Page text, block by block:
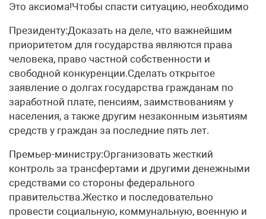
Это аксиома!Чтобы спасти ситуацию, необходимо
Президенту:Доказать на деле, что важнейшим
приоритетом для государства являются права
человека, право частной собственности и
свободной конкуренции.Сделать открытое
заявление о долгах государства гражданам по
заработной плате, пенсиям, заимствованиям у
населения, а также другим незаконным изьятиям
средств у граждан за последние пять лет.
Премьер-министру:Организовать жесткий
контроль за трансфертами и другими денежными
средствами со стороны федерального
правительства.Жестко и последовательно
провести социальную, коммунальную, военную и